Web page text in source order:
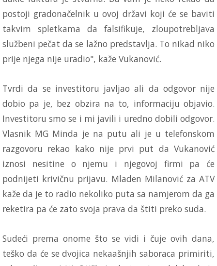
postoji gradonačelnik u ovoj državi koji će se baviti
takvim spletkama da falsifikuje, zloupotrebljava
službeni pečat da se lažno predstavlja. To nikad niko
prije njega nije uradio", kaže Vukanović.
Tvrdi da se investitoru javljao ali da odgovor nije
dobio pa je, bez obzira na to, informaciju objavio.
Investitoru smo se i mi javili i uredno dobili odgovor.
Vlasnik MG Minda je na putu ali je u telefonskom
razgovoru rekao kako nije prvi put da Vukanović
iznosi nesitine o njemu i njegovoj firmi pa će
podnijeti krivičnu prijavu. Mladen Milanović za ATV
kaže da je to radio nekoliko puta sa namjerom da ga
reketira pa će zato svoja prava da štiti preko suda.
Sudeći prema onome što se vidi i čuje ovih dana,
teško da će se dvojica nekaašnjih saboraca primiriti,